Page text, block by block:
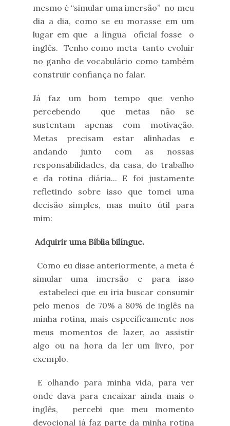
mesmo é “simular uma imersão” no meu
dia a dia, como se eu morasse em um
lugar em que a língua oficial fosse o
inglês. Tenho como meta tanto evoluir
no ganho de vocabulário como também
construir confiança no falar.
Já faz um bom tempo que venho
percebendo que metas não se
sustentam apenas com motivação.
Metas precisam estar alinhadas e
andando junto com as nossas
responsabilidades, da casa, do trabalho
e da rotina diária... E foi justamente
refletindo sobre isso que tomei uma
decisão simples, mas muito útil para
mim:
Adquirir uma Bíblia bilíngue.
Como eu disse anteriormente, a meta é
simular uma imersão e para isso
estabeleci que eu iria buscar consumir
pelo menos de 70% a 80% de inglês na
minha rotina, mais especificamente nos
meus momentos de lazer, ao assistir
algo ou na hora da ler um livro, por
exemplo.
E olhando para minha vida, para ver
onde dava para encaixar ainda mais o
inglês, percebi que meu momento
devocional já faz parte da minha rotina